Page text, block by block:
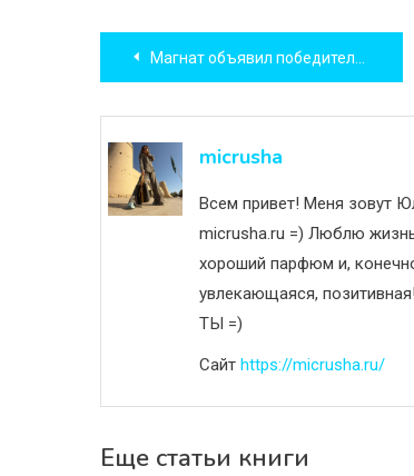
Навигация
по
записям
Магнат объявил победителя розыгрыша LAMBORGHINI HURACAN
micrusha
Всем привет! Меня зовут
micrusha.ru =) Люблю
хороший парфюм и,
увлекающаяся,
ТЫ =)
Сайт https://micrusha.ru/
Еще статьи книги